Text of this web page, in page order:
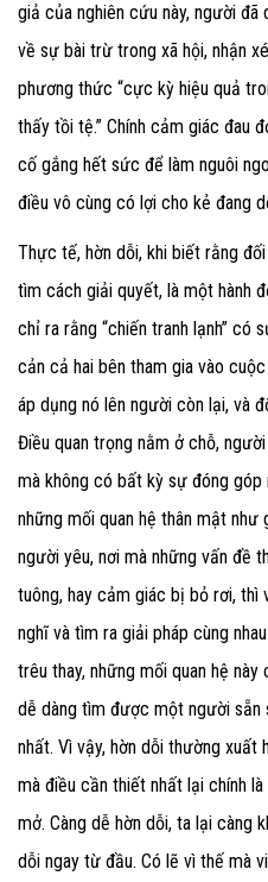
giả của nghiên cứu này, người đã
về sự bài trừ trong xã hội, nhận
phương thức “cực kỳ hiệu quả
thấy tồi tệ.” Chính cảm giác đau
cố gắng hết sức để làm nguôi
điều vô cùng có lợi cho kẻ đang
Thực tế, hờn dỗi, khi biết rằng
tìm cách giải quyết, là một hành
chỉ ra rằng “chiến tranh lạnh” có
cản cả hai bên tham gia vào
áp dụng nó lên người còn lại, và
Điều quan trọng nằm ở chỗ,
mà không có bất kỳ sự đóng
những mối quan hệ thân mật như
người yêu, nơi mà những vấn đề
tuông, hay cảm giác bị bỏ rơi,
nghĩ và tìm ra giải pháp cùng
trêu thay, những mối quan hệ
dễ dàng tìm được một người sẵn
nhất. Vì vậy, hờn dỗi thường xuất
mà điều cần thiết nhất lại chính
mở. Càng dễ hờn dỗi, ta lại càng
dỗi ngay từ đầu. Có lẽ vì thế mà